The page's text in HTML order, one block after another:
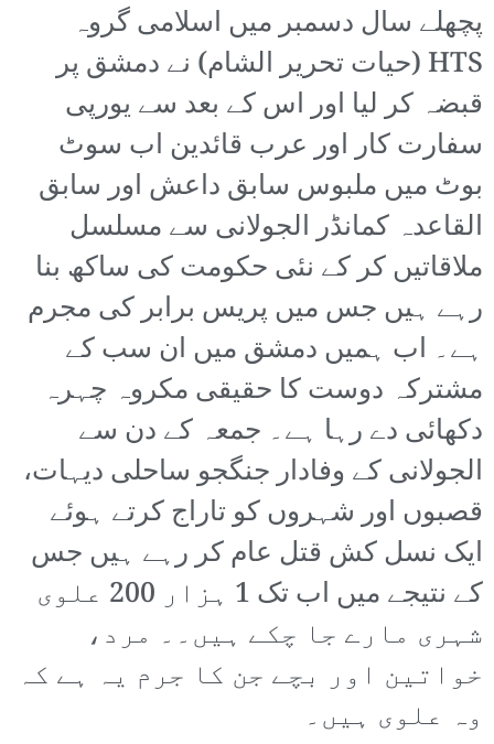
پچھلے سال دسمبر میں اسلامی گروہ
HTS (حیات تحریر الشام) نے دمشق پر
قبضہ کر لیا اور اس کے بعد سے یورپی
سفارت کار اور عرب قائدین اب سوٹ
بوٹ میں ملبوس سابق داعش اور سابق
القاعدہ کمانڈر الجولانی سے مسلسل
ملاقاتیں کر کے نئی حکومت کی ساکھ بنا
رہے ہیں جس میں پریس برابر کی مجرم
ہے۔ اب ہمیں دمشق میں ان سب کے
مشترکہ دوست کا حقیقی مکروہ چہرہ
دکھائی دے رہا ہے۔ جمعہ کے دن سے
الجولانی کے وفادار جنگجو ساحلی دیہات،
قصبوں اور شہروں کو تاراج کرتے ہوئے
ایک نسل کش قتل عام کر رہے ہیں جس
کے نتیجے میں اب تک 1 ہزار 200 علوی
شہری مارے جا چکے ہیں۔۔ مرد،
خواتین اور بچے جن کا جرم یہ ہے کہ
وہ علوی ہیں۔